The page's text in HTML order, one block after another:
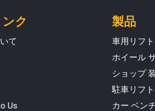
ク
て
Us
製品
車用リフト
ホイール
ショップ
駐車リフト
カー ベン